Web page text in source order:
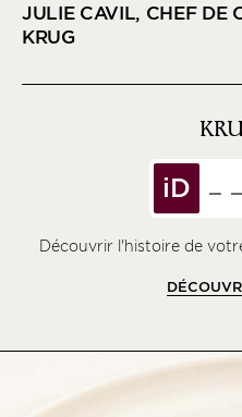
JULIE CAVIL, CHEF DE
KRUG
iD
Découvrir l'histoire de